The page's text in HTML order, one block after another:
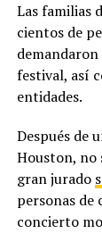
Las familias
cientos de
festival, así
entidades.
Después de
Houston, no
gran jurado
personas
concierto